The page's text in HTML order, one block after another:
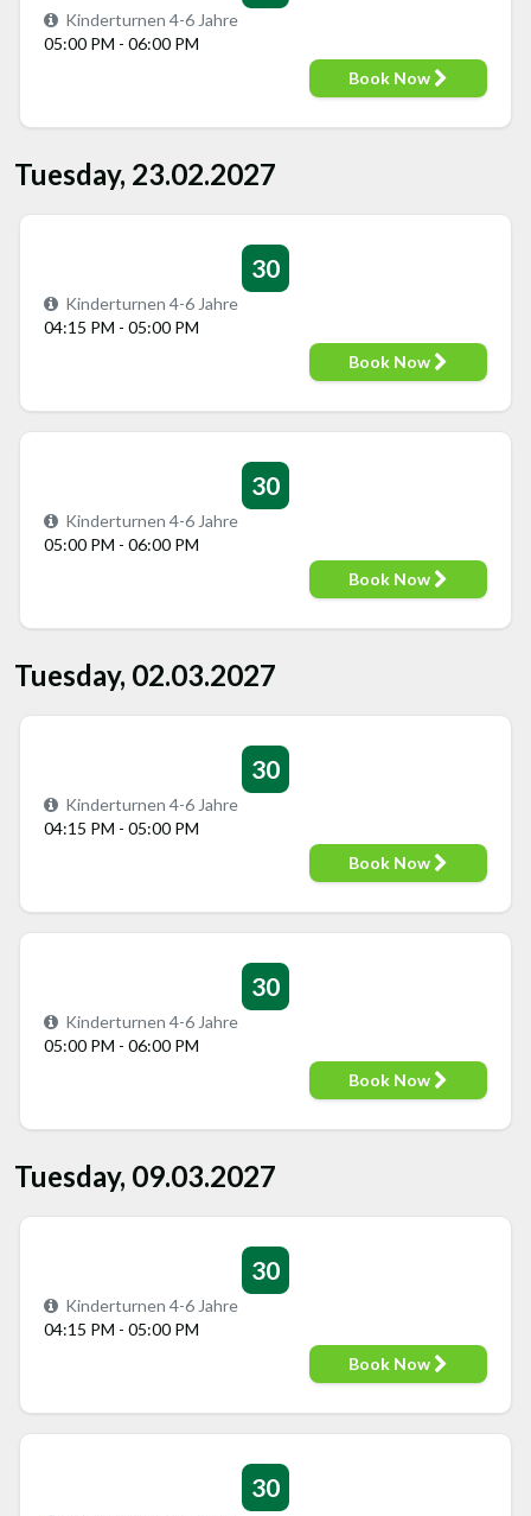
Kinderturnen 4-6 Jahre
05:00 PM - 06:00 PM
Book Now
Tuesday, 23.02.2027
30
Kinderturnen 4-6 Jahre
04:15 PM - 05:00 PM
Book Now
30
Kinderturnen 4-6 Jahre
05:00 PM - 06:00 PM
Book Now
Tuesday, 02.03.2027
30
Kinderturnen 4-6 Jahre
04:15 PM - 05:00 PM
Book Now
30
Kinderturnen 4-6 Jahre
05:00 PM - 06:00 PM
Book Now
Tuesday, 09.03.2027
30
Kinderturnen 4-6 Jahre
04:15 PM - 05:00 PM
Book Now
30